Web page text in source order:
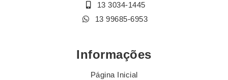
13 3034-1445
13 99685-6953
Informações
Página Inicial